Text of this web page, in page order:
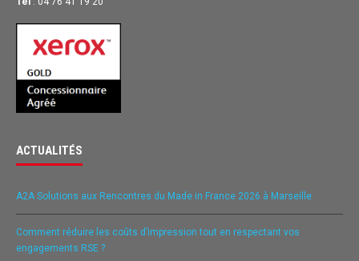
ACTUALITÉS
A2A Solutions aux Rencontres du Made in France 2026 à Marseille
Comment réduire les coûts d’impression tout en respectant vos
engagements RSE ?